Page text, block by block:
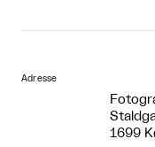
Adresse
1699